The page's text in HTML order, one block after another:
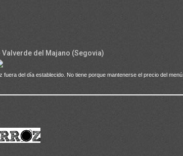
Valverde del Majano (Segovia)
del día establecido. No tiene porque mantenerse el precio del menú.